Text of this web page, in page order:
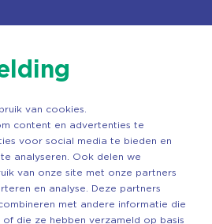
van cookies.
content en advertenties te
voor social media te bieden en
analyseren. Ook delen we
van onze site met onze partners
en analyse. Deze partners
met andere informatie die
die ze hebben verzameld op basis